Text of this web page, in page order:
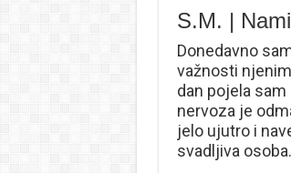
S.M. |
Donedavno
važnosti
dan pojela
nervoza je
jelo ujutro i
svadljiva